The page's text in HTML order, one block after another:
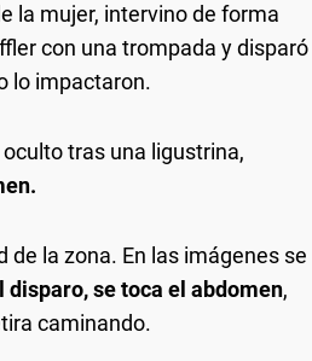
la mujer, intervino de forma
con una trompada y disparó
lo impactaron.
tras una ligustrina,
de la zona. En las imágenes se
se toca el abdomen,
caminando.